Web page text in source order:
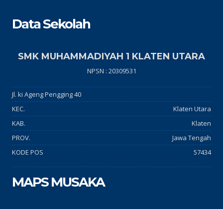
Data Sekolah
SMK MUHAMMADIYAH 1 KLATEN UTARA
NPSN : 20309531
Jl. ki Ageng Pengging 40
KEC.
Klaten Utara
KAB.
Klaten
PROV.
Jawa Tengah
KODE POS
57434
MAPS MUSAKA